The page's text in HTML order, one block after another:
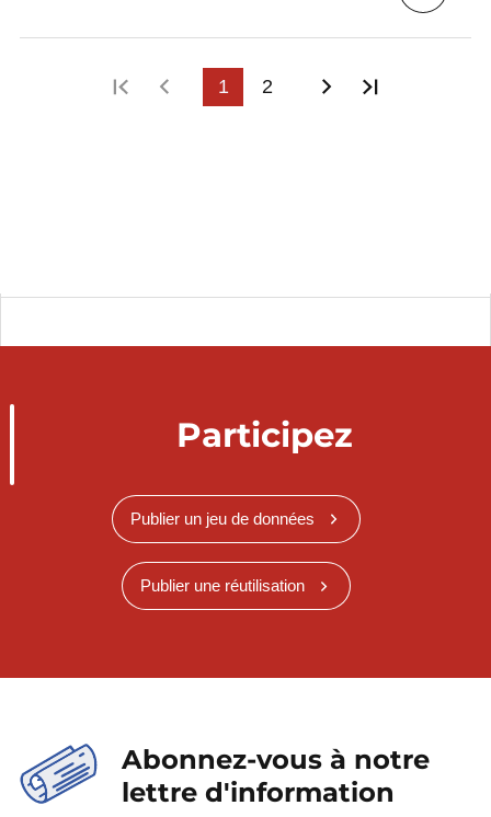
Première page
Page précédente
1 2 Page suivante
Participez
Publier un jeu de données
Publier une réutilisation
Abonnez-vous à notre
lettre d'information